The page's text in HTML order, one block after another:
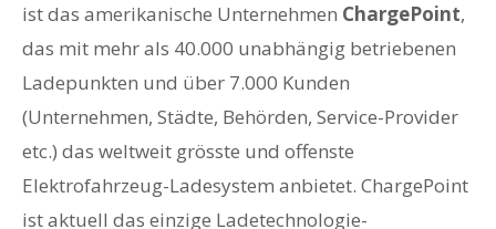
ist das amerikanische Unternehmen ChargePoint,
das mit mehr als 40.000 unabhängig betriebenen
Ladepunkten und über 7.000 Kunden
(Unternehmen, Städte, Behörden, Service-Provider
etc.) das weltweit grösste und offenste
Elektrofahrzeug-Ladesystem anbietet. ChargePoint
ist aktuell das einzige Ladetechnologie-